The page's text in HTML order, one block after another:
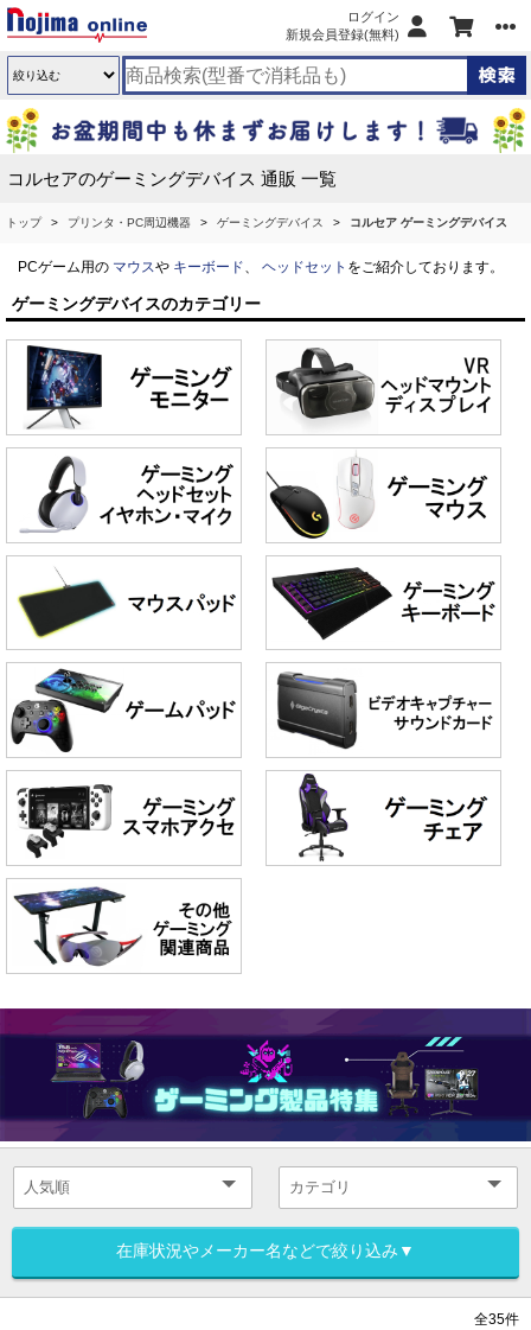
ログイン
新規会員登録(無料)
コルセアのゲーミングデバイス 通販 一覧
トップ プリンタ・PC周辺機器 ゲーミングデバイス コルセア ゲーミングデバイス
PCゲーム用の マウスや キーボード、 ヘッドセット をご紹介しております。
ゲーミングデバイスのカテゴリー
在庫状況やメーカー名などで絞り込み▼
全35件